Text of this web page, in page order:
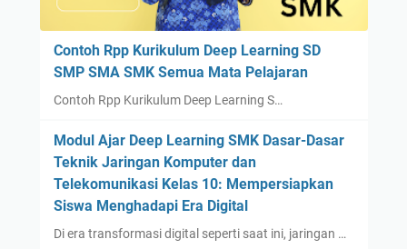
Contoh Rpp Kurikulum Deep Learning SD
SMP SMA SMK Semua Mata Pelajaran
Contoh Rpp Kurikulum Deep Learning S…
Modul Ajar Deep Learning SMK Dasar-Dasar
Teknik Jaringan Komputer dan
Telekomunikasi Kelas 10: Mempersiapkan
Siswa Menghadapi Era Digital
Di era transformasi digital seperti saat ini, jaringan …